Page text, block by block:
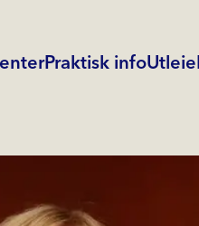
Praktisk infoUtleie